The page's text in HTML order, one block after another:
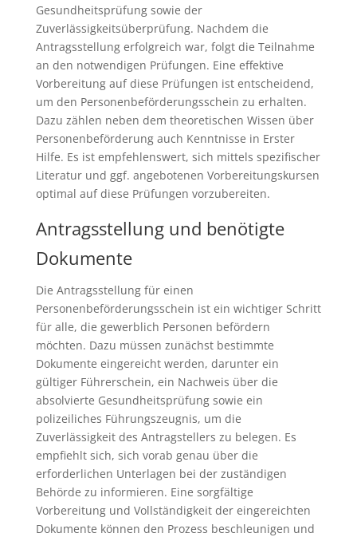
Gesundheitsprüfung sowie der
Zuverlässigkeitsüberprüfung. Nachdem die
Antragsstellung erfolgreich war, folgt die Teilnahme
an den notwendigen Prüfungen. Eine effektive
Vorbereitung auf diese Prüfungen ist entscheidend,
um den Personenbeförderungsschein zu erhalten.
Dazu zählen neben dem theoretischen Wissen über
Personenbeförderung auch Kenntnisse in Erster
Hilfe. Es ist empfehlenswert, sich mittels spezifischer
Literatur und ggf. angebotenen Vorbereitungskursen
optimal auf diese Prüfungen vorzubereiten.
Antragsstellung und benötigte
Dokumente
Die Antragsstellung für einen
Personenbeförderungsschein ist ein wichtiger Schritt
für alle, die gewerblich Personen befördern
möchten. Dazu müssen zunächst bestimmte
Dokumente eingereicht werden, darunter ein
gültiger Führerschein, ein Nachweis über die
absolvierte Gesundheitsprüfung sowie ein
polizeiliches Führungszeugnis, um die
Zuverlässigkeit des Antragstellers zu belegen. Es
empfiehlt sich, sich vorab genau über die
erforderlichen Unterlagen bei der zuständigen
Behörde zu informieren. Eine sorgfältige
Vorbereitung und Vollständigkeit der eingereichten
Dokumente können den Prozess beschleunigen und